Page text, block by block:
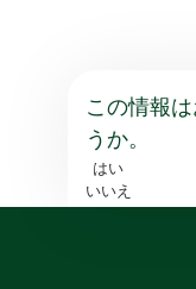
この情報
うか。
はい
いいえ